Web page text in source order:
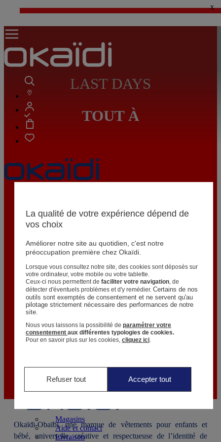
⚡LAST DAYS : Tout à -50%* dès 2 articles achetés>
x
Magasins
Aide et contact
Livraison
Retour
Bébé Fille3 mois - 5 ans
Magasins
Aide et contact
Bébé Garçon3 mois - 5 ans
Magasins
Aide et contact
Livraison
LAST DAYS
TOUT À
-50%
DÈS 2 ARTICLES ACHETÉS
FILLE GARÇON
BÉBÉ FILLE BÉBÉ GARÇON
*Voir conditions.
LESESSENTIELS
NAISSANCE
T-SHIRTS
DÉCOUVRIR
SHORTS
DÉCOUVRIR
Okaïdi-Obaïbi, une marque de vêtements pour enfants et
bébé, universelle, créative et respectueuse de l’identité de
La qualité de votre expérience dépend de
vos choix
Améliorer notre site au quotidien, c'est notre
préoccupation première chez Okaïdi.
Lorsque vous consultez notre site, des cookies sont déposés sur
votre ordinateur, votre mobile ou votre tablette.
Ceux-ci nous permettent defaciliter votre navigation , de
détecter d'éventuels problèmes et d'y remédier.Certains de nos
outils sont exemptés de consentement et ne servent qu'au
pilotage strictement nécessaire des performances de notre
site.
Nous vous laissons la possibilité deparamétrer votre
consentementaux différentes typologies de cookies.
Pour en savoir plus sur les cookies,cliquez ici
Refuser tout Accepter tout